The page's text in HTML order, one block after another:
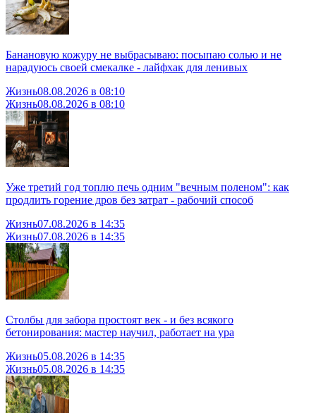
Банановую кожуру не выбрасываю: посыпаю солью и не
нарадуюсь своей смекалке - лайфхак для ленивых
Жизнь08.08.2026 в 08:10
Жизнь08.08.2026 в 08:10
Уже третий год топлю печь одним "вечным поленом": как
продлить горение дров без затрат - рабочий способ
Жизнь07.08.2026 в 14:35
Жизнь07.08.2026 в 14:35
Столбы для забора простоят век - и без всякого
бетонирования: мастер научил, работает на ура
Жизнь05.08.2026 в 14:35
Жизнь05.08.2026 в 14:35